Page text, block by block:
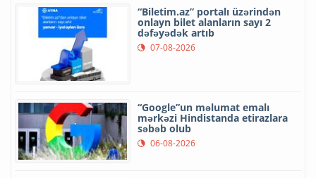
“Biletim.az” portalı üzərindən
onlayn bilet alanların sayı 2
dəfəyədək artıb
07-08-2026
“Google”un məlumat emalı
mərkəzi Hindistanda etirazlara
səbəb olub
06-08-2026